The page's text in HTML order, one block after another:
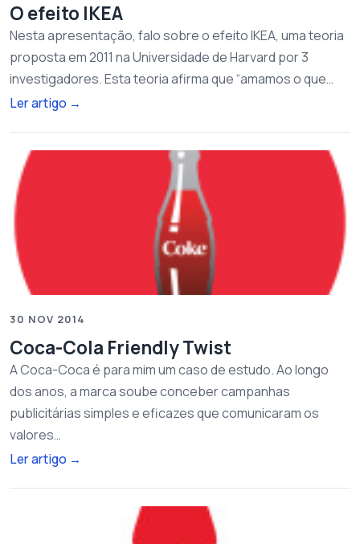
O efeito IKEA
Nesta apresentação, falo sobre o efeito IKEA, uma teoria
proposta em 2011 na Universidade de Harvard por 3
investigadores. Esta teoria afirma que “amamos o que…
Ler artigo →
30 NOV 2014
Coca-Cola Friendly Twist
A Coca-Coca é para mim um caso de estudo. Ao longo
dos anos, a marca soube conceber campanhas
publicitárias simples e eficazes que comunicaram os
valores…
Ler artigo →